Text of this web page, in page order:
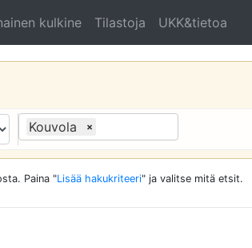
kulkine Tilastoja UKK&tietoa
Kouvola ×
Paina "Lisää hakukriteeri" ja valitse mitä etsit.